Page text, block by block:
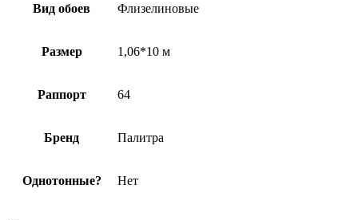
Вид обоев Флизелиновые
Размер 1,06*10 м
Раппорт 64
Бренд Палитра
Однотонные? Нет